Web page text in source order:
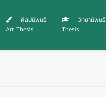
ศิลปนิพนธ์
Art Thesis
วิทยานิพนธ์
Thesis